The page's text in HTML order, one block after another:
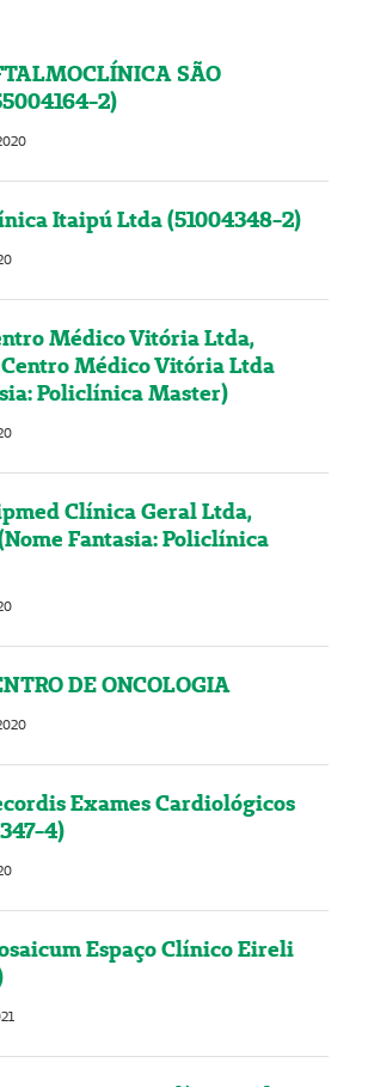
SÃO
2)
Itaipú Ltda (51004348-2)
Médico Vitória Ltda,
Médico Vitória Ltda
Policlínica Master)
Clínica Geral Ltda,
Fantasia: Policlínica
DE ONCOLOGIA
Exames Cardiológicos
4)
Espaço Clínico Eireli